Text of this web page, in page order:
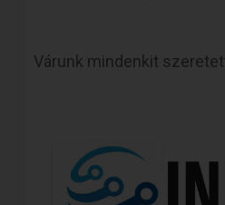
Várunk mindenkit